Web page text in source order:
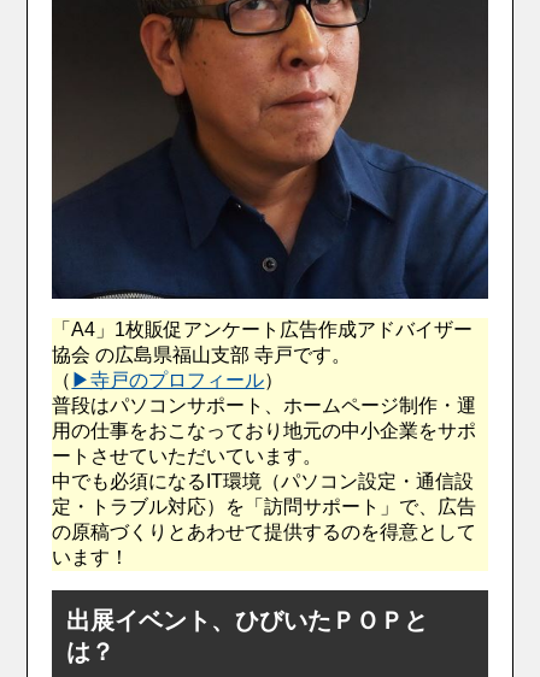
「A4」1枚販促アンケート広告作成アドバイザー
協会 の広島県福山支部 寺戸です。
（ ▶︎寺戸のプロフィール）
普段はパソコンサポート、ホームページ制作・運
用の仕事をおこなっており地元の中小企業をサポ
ートさせていただいています。
中でも必須になるIT環境（パソコン設定・通信設
定・トラブル対応）を「訪問サポート」で、広告
の原稿づくりとあわせて提供するのを得意として
います！
出展イベント、ひびいたＰＯＰと
は？